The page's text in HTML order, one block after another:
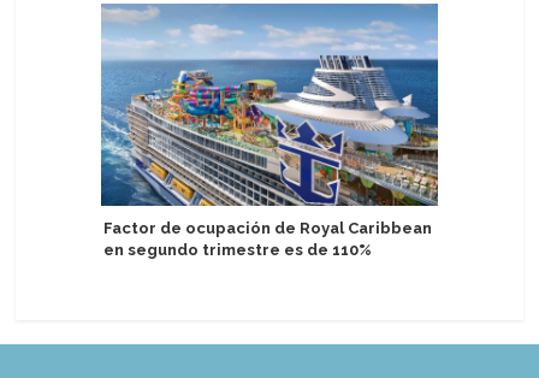
Factor de ocupación de Royal Caribbean
en segundo trimestre es de 110%